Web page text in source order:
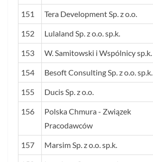
151 Tera Development Sp. z o.o.
152 Lulaland Sp. z o.o. sp.k.
153 W. Samitowski i Wspólnicy sp.k.
154 Besoft Consulting Sp. z o.o. sp.k.
155 Ducis Sp. z o.o.
156
Polska Chmura - Związek
Pracodawców
157 Marsim Sp. z o.o. sp.k.